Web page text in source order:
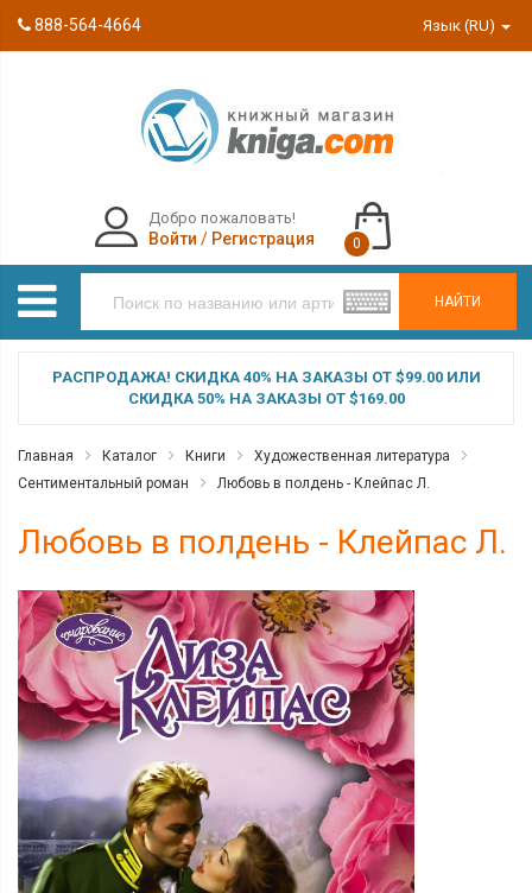
888-564-4664 Язык (RU)
НАЙТИ
Добро пожаловать!
Войти / Регистрация 0
РАСПРОДАЖА! СКИДКА 40% НА ЗАКАЗЫ ОТ $99.00 ИЛИ
СКИДКА 50% НА ЗАКАЗЫ ОТ $169.00
Главная Каталог Книги
Художественная литература
Сентиментальный роман
Любовь в полдень - Клейпас Л.
Любовь в полдень - Клейпас Л.